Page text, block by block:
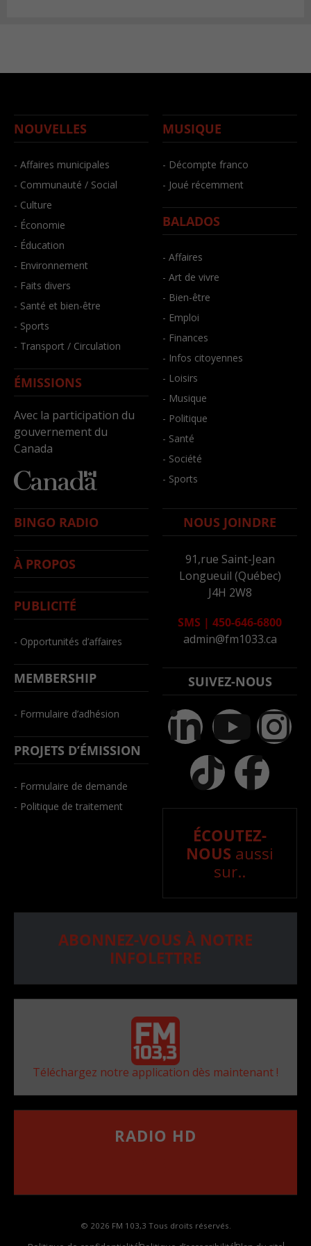
NOUVELLES
- Affaires municipales
- Communauté / Social
- Culture
- Économie
- Éducation
- Environnement
- Faits divers
- Santé et bien-être
- Sports
- Transport / Circulation
ÉMISSIONS
Avec la participation du
gouvernement du
Canada
MUSIQUE
- Décompte franco
- Joué récemment
BALADOS
- Affaires
- Art de vivre
- Bien-être
- Emploi
- Finances
- Infos citoyennes
- Loisirs
- Musique
- Politique
- Santé
- Société
- Sports
BINGO RADIO
À PROPOS
PUBLICITÉ
- Opportunités d’affaires
MEMBERSHIP
- Formulaire d’adhésion
PROJETS D’ÉMISSION
- Formulaire de demande
- Politique de traitement
NOUS JOINDRE
91,rue Saint-Jean
Longueuil (Québec)
J4H 2W8
SMS | 450-646-6800
admin@fm1033.ca
SUIVEZ-NOUS
ÉCOUTEZ-
NOUS aussi
sur..
ABONNEZ-VOUS À NOTRE
INFOLETTRE
Téléchargez notre application dès maintenant !
RADIO HD
© 2026 FM 103,3 Tous droits réservés.